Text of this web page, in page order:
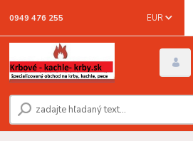
EUR
0949 476 255